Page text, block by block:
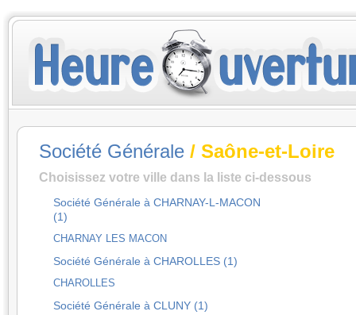
Société Générale / Saône-et-Loire
Choisissez votre ville dans la liste ci-dessous
Société Générale à CHARNAY-L-MACON
(1)
CHARNAY LES MACON
Société Générale à CHAROLLES (1)
CHAROLLES
Société Générale à CLUNY (1)